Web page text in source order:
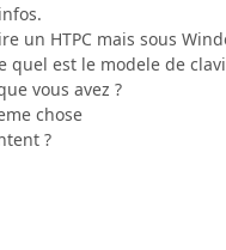
un HTPC mais sous
quel est le modele de
vous avez ?
chose
?